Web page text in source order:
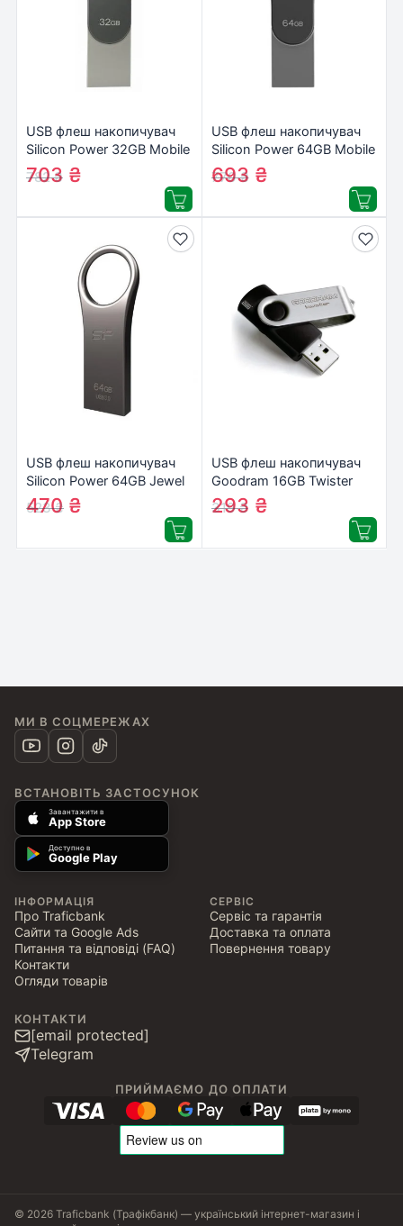
USB флеш накопичувач
Silicon Power 32GB Mobile
C80 Silver USB 3.2
(SP032GBUC3C80V1S)
782₴
703 ₴
USB флеш накопичувач
Silicon Power 64GB Mobile
C80 Silver USB 3.2
(SP064GBUC3C80V1S)
770₴
693 ₴
USB флеш накопичувач
Silicon Power 64GB Jewel
J80 Titanium USB 3.0
(SP064GBUF3J80V1T)
523₴
470 ₴
USB флеш накопичувач
Goodram 16GB Twister
Black USB 2.0 (UTS2-
0160K0R11)
319₴
293 ₴
МИ В СОЦМЕРЕЖАХ
ВСТАНОВІТЬ ЗАСТОСУНОК
Завантажити в
App Store
Доступно в
Google Play
ІНФОРМАЦІЯ
Про Traficbank
Сайти та Google Ads
Питання та відповіді (FAQ)
Контакти
Огляди товарів
СЕРВІС
Сервіс та гарантія
Доставка та оплата
Повернення товару
КОНТАКТИ
[email protected]
Telegram
ПРИЙМАЄМО ДО ОПЛАТИ
© 2026 Traficbank (Трафікбанк) — український інтернет-магазин і